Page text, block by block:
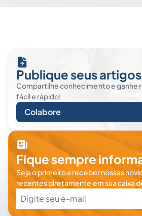
Publique seus artigos
Compartilhe conhecimento e ganhe
fácil e rápido!
Colabore
Fique sempre
Seja o primeiro a receber nossas
recentes diretamente em sua caixa